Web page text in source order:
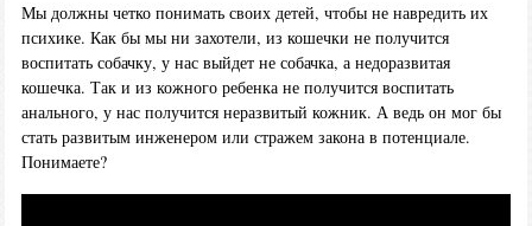
Мы должны четко понимать своих детей, чтобы не навредить их
психике. Как бы мы ни захотели, из кошечки не получится
воспитать собачку, у нас выйдет не собачка, а недоразвитая
кошечка. Так и из кожного ребенка не получится воспитать
анального, у нас получится неразвитый кожник. А ведь он мог бы
стать развитым инженером или стражем закона в потенциале.
Понимаете?